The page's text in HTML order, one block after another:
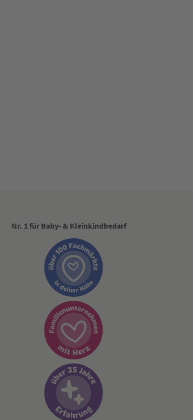
Nr. 1 für Baby- & Kleinkindbedarf